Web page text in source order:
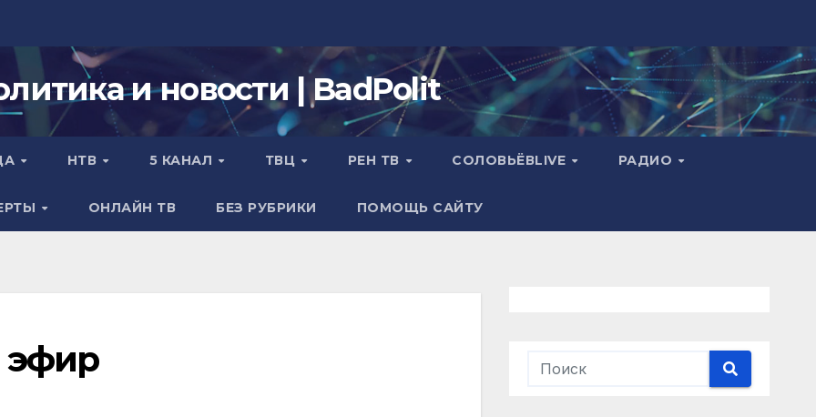
и новости | BadPolit
НТВ 5 КАНАЛ ТВЦ РЕН ТВ СОЛОВЬЁВLIVE РАДИО
ОНЛАЙН ТВ БЕЗ РУБРИКИ ПОМОЩЬ САЙТУ